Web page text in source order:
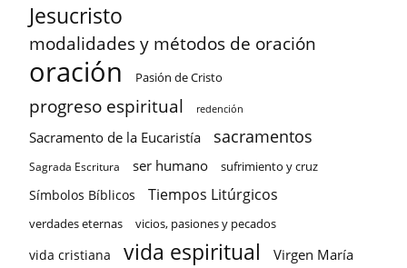
Jesucristo
modalidades y métodos de oración
oración Pasión de Cristo
progreso espiritual redención
Sacramento de la Eucaristía sacramentos
Sagrada Escritura ser humano sufrimiento y cruz
Símbolos Bíblicos Tiempos Litúrgicos
verdades eternas vicios, pasiones y pecados
vida cristiana vida espiritual Virgen María